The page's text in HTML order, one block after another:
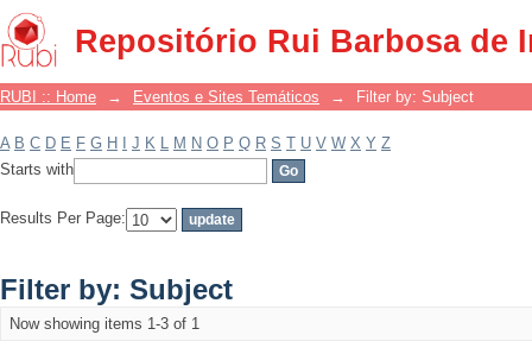
Repositório Rui Barbosa de
Filter by: Subject
RUBI :: Home → Eventos e Sites Temáticos → Filter by: Subject
A B C D E F G H J K L M N O P Q R S T U V W X Y Z
Starts with
Results Per Page:
Filter by: Subject
Now showing items 1-3 of 1